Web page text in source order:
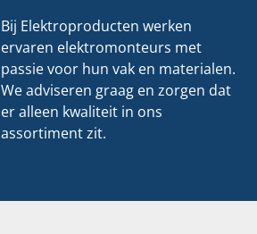
Bij Elektroproducten werken
ervaren elektromonteurs met
passie voor hun vak en materialen.
We adviseren graag en zorgen dat
er alleen kwaliteit in ons
assortiment zit.